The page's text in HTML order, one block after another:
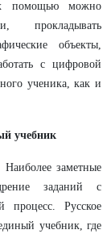
помощью можно
прокладывать
объекты,
с цифровой
ученика, как и
учебник
Наиболее заметные
заданий с
процесс. Русское
учебник, где